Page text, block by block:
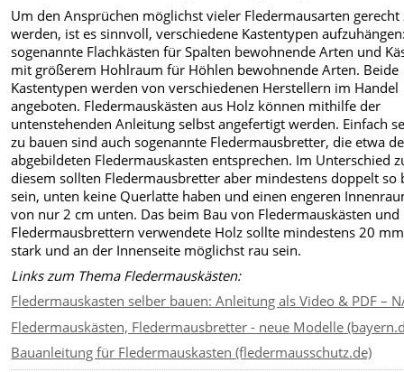
Um den Ansprüchen möglichst vieler Fledermaus­arten gerecht
werden, ist es sinnvoll, verschiedene Kastentypen
sogenannte Flachkästen für Spalten bewohnende Arten und
mit größerem Hohlraum für Höhlen bewohnende Arten. Beide
Kastentypen werden von verschiedenen Herstellern im Handel
angeboten. Fledermauskästen aus Holz können mithilfe der
untenstehenden Anleitung selbst angefertigt werden. Einfach
zu bauen sind auch sogenannte Fledermausbretter, die etwa
abgebildeten Fledermauskasten entsprechen. Im Unterschied
diesem sollten Fledermausbretter aber mindestens doppelt so
sein, unten keine Querlatte haben und einen engeren
von nur 2 cm unten. Das beim Bau von Fledermauskästen und
Fledermausbrettern verwendete Holz sollte mindestens 20 mm
stark und an der Innenseite möglichst rau sein.
Links zum Thema Fledermauskästen:
Fledermauskasten selber bauen: Anleitung als Video & PDF –
Fledermauskästen, Fledermausbretter - neue Modelle
Bauanleitung für Fledermauskasten (fledermausschutz.de)